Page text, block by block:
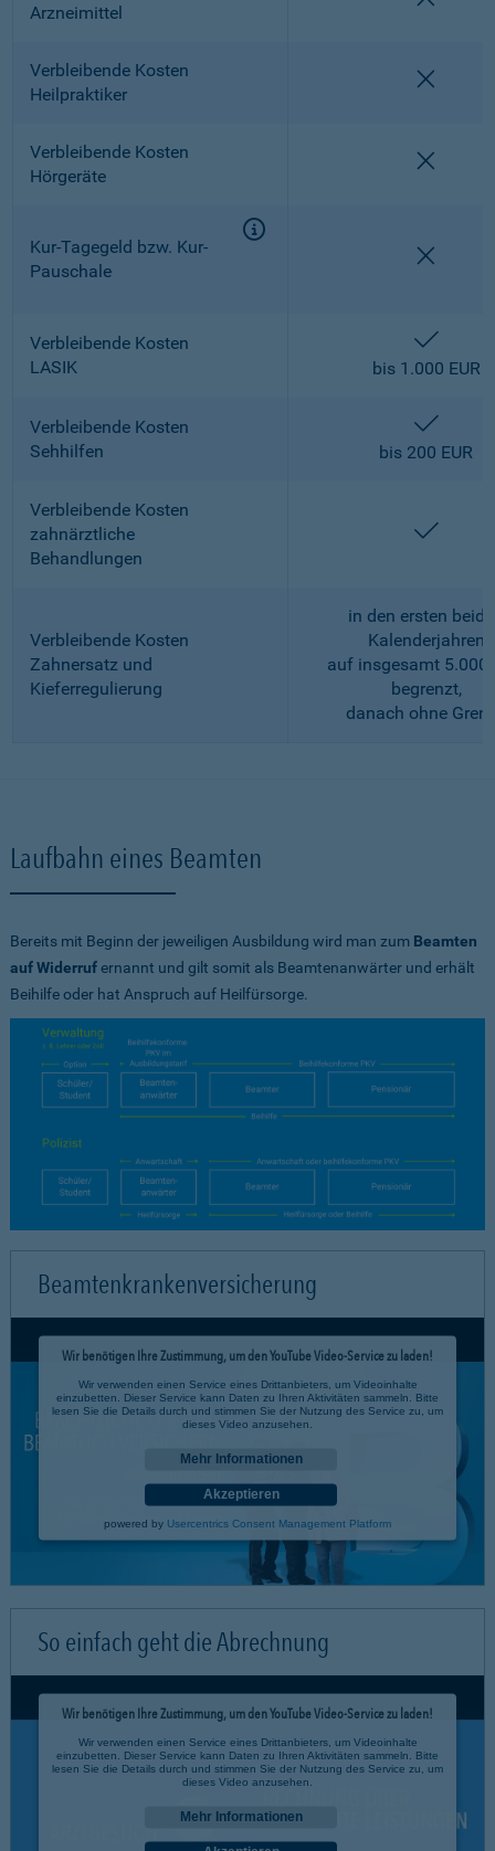
Arzneimittel
Verbleibende Kosten
Heilpraktiker
Verbleibende Kosten
Hörgeräte
Kur-Tagegeld bzw. Kur-
Pauschale
Verbleibende Kosten
LASIK
bis 1.000 EUR
Verbleibende Kosten
Sehhilfen
bis 200 EUR
Verbleibende Kosten
zahnärztliche
Behandlungen
Verbleibende Kosten
Zahnersatz und
Kieferregulierung
in den ersten
Kalenderjahren
auf insgesamt 5.000
begrenzt,
danach ohne
Laufbahn eines Beamten
Bereits mit Beginn der jeweiligen Ausbildung wird man zum Beamten
auf Widerrufernannt und gilt somit als Beamtenanwärter und erhält
Beihilfe oder hat Anspruch auf Heilfürsorge.
Beamtenkrankenversicherung
Wir benötigen Ihre Zustimmung, um den YouTube Video-Service zu laden!
Wir verwenden einen Service eines Drittanbieters, um Videoinhalte
einzubetten. Dieser Service kann Daten zu Ihren Aktivitäten sammeln. Bitte
lesen Sie die Details durch und stimmen Sie der Nutzung des Service zu, um
dieses Video anzusehen.
Mehr Informationen
Akzeptieren
powered by Usercentrics Consent Management Platform
So einfach geht die Abrechnung
Wir benötigen Ihre Zustimmung, um den YouTube Video-Service zu laden!
Wir verwenden einen Service eines Drittanbieters, um Videoinhalte
einzubetten. Dieser Service kann Daten zu Ihren Aktivitäten sammeln. Bitte
lesen Sie die Details durch und stimmen Sie der Nutzung des Service zu, um
dieses Video anzusehen.
Mehr Informationen